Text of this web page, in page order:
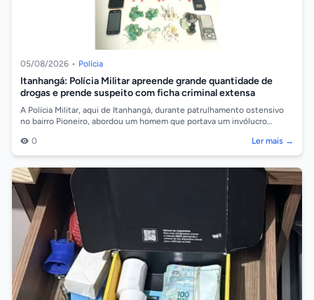
05/08/2026 • Polícia
Itanhangá: Polícia Militar apreende grande quantidade de
drogas e prende suspeito com ficha criminal extensa
A Polícia Militar, aqui de Itanhangá, durante patrulhamento ostensivo
no bairro Pioneiro, abordou um homem que portava um invólucro
0
Ler mais →